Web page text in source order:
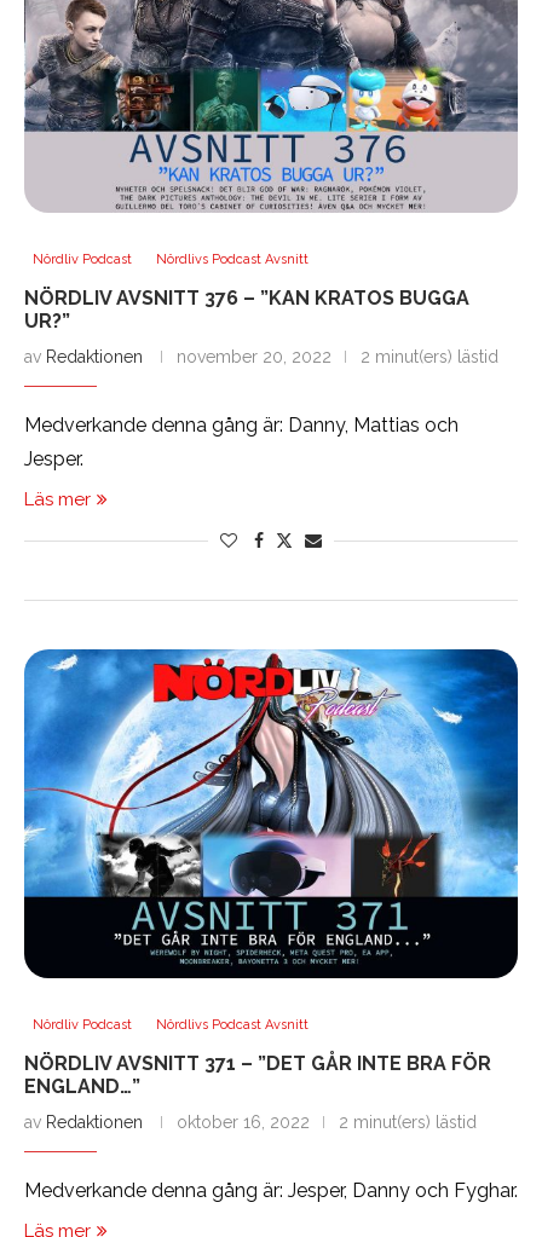
Nördliv Podcast Nördlivs Podcast Avsnitt
NÖRDLIV AVSNITT 376 – ”KAN KRATOS BUGGA
UR?”
av Redaktionen november 20, 2022 2 minut(ers) lästid
Medverkande denna gång är: Danny, Mattias och
Jesper.
Läs mer
Nördliv Podcast Nördlivs Podcast Avsnitt
NÖRDLIV AVSNITT 371 – ”DET GÅR INTE BRA FÖR
ENGLAND…”
av Redaktionen oktober 16, 2022 2 minut(ers) lästid
Medverkande denna gång är: Jesper, Danny och Fyghar.
Läs mer